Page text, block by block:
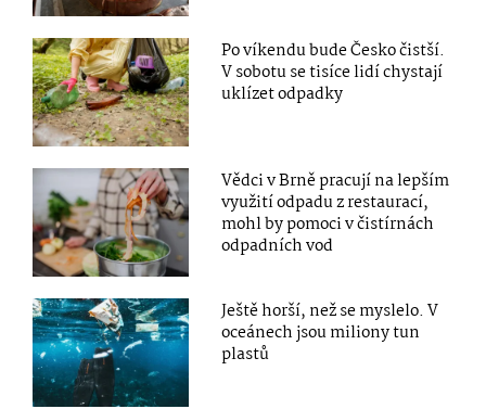
Po víkendu bude Česko čistší.
V sobotu se tisíce lidí chystají
uklízet odpadky
Vědci v Brně pracují na lepším
využití odpadu z restaurací,
mohl by pomoci v čistírnách
odpadních vod
Ještě horší, než se myslelo. V
oceánech jsou miliony tun
plastů